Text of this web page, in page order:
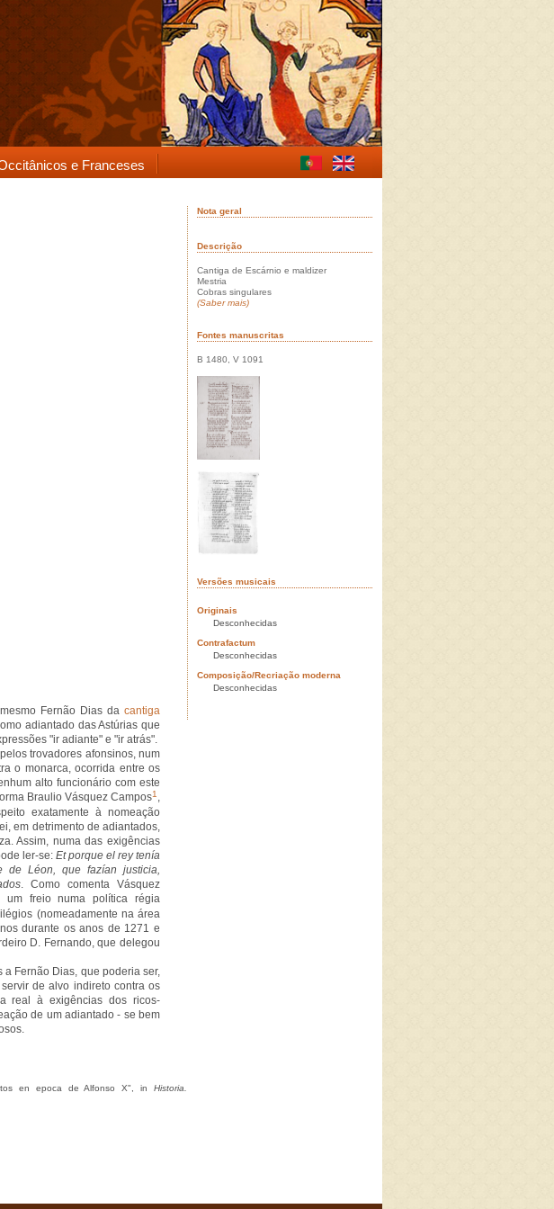
e Franceses
Fernão Dias da cantiga
adiantado das Astúrias que
"ir adiante" e "ir atrás".
trovadores afonsinos, num
o monarca, ocorrida entre os
alto funcionário com este
Braulio Vásquez Campos1 ,
exatamente à nomeação
em detrimento de adiantados,
Assim, numa das exigências
ler-se: Et porque el rey tenía
de Léon, que fazían justicia,
. Como comenta Vásquez
um freio numa política régia
(nomeadamente na área
durante os anos de 1271 e
D. Fernando, que delegou
a Fernão Dias, que poderia ser,
de alvo indireto contra os
real à exigências dos ricos-
de um adiantado - se bem
en epoca de Alfonso X", in Historia.
Nota geral
Descrição
Cantiga de Escárnio e maldizer
Mestria
Cobras singulares
(Saber mais)
Fontes manuscritas
B 1480, V 1091
Versões musicais
Originais
Desconhecidas
Contrafactum
Desconhecidas
Composição/Recriação moderna
Desconhecidas